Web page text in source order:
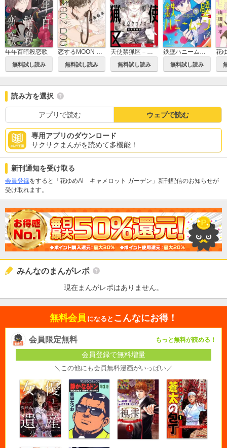
年年百暗殺恋歌
無料試し読み
恋するMOON DOG
無料試し読み
天使禁猟区－東京クロノス－
無料試し読み
鉄壁ハニームーン
無料試し読み
読み方を選択
アプリで読む ウェブで読む
専用アプリのダウンロード
サクサクまんがを読めて多機能！
新刊通知を受け取る
会員登録をすると「花ゆめAi キャメロット ガーデン」新刊配信のお知らせが
受け取れます。
みんなのまんがレポ
現在まんがレポはありません。
無料会員 になると こんなにお得！
会員限定無料 もっと無料が読める！
会員登録で無料増量
＼この他にも会員無料漫画がいっぱい／